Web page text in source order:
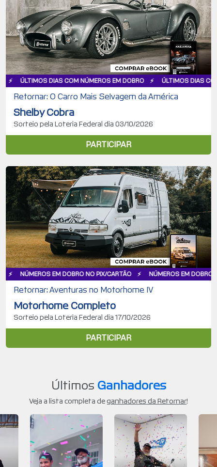
DIAS COM NÚMEROS EM DOBRO ÚLTIMOS DIAS COM NÚMEROS
Retornar: O Carro Mais Selvagem da América
Shelby Cobra
Sorteio pela Loteria Federal dia 03/10/2026
PARTICIPAR
EM DOBRO NO PIX/CARTÃO NÚMEROS EM DOBRO NO PIX/
Retornar: Aventuras no Motorhome IV
Motorhome Completo
Sorteio pela Loteria Federal dia 17/10/2026
PARTICIPAR
Últimos Ganhadores
Veja a lista completa deganhadores da Retornar!